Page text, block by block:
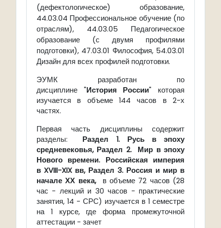
(дефектологическое) образование,
44.03.04 Профессиональное обучение (по
отраслям), 44.03.05 Педагогическое
образование (с двумя профилями
подготовки), 47.03.01 Философия, 54.03.01
Дизайн для всех профилей подготовки.
ЭУМК разработан по
дисциплине "История России" которая
изучается в объеме 144 часов в 2-х
частях.
Первая часть дисциплины содержит
разделы: Раздел 1. Русь в эпоху
средневековья, Раздел 2. Мир в эпоху
Нового времени. Российская империя
в XVIII-XIX вв, Раздел 3. Россия и мир в
начале ХХ века,
в объеме 72 часов (28
час - лекций и 30 часов - практические
занятия, 14 - СРС) изучается в 1 семестре
на 1 курсе, где форма промежуточной
аттестации - зачет